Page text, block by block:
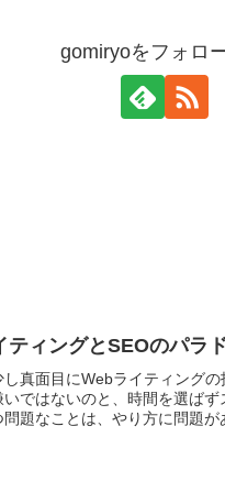
gomiryoをフォロ
ティングとSEOのパラ
し真面目にWebライティング
いではないのと、時間を選ば
問題なことは、やり方に問題